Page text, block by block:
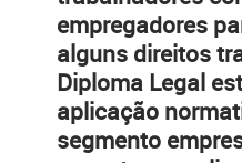
empregadores
alguns direitos
Diploma Legal
aplicação
segmento